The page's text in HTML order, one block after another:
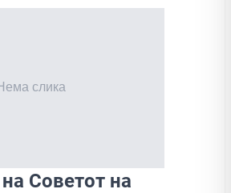
Советот на